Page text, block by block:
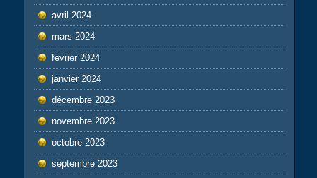
avril 2024
mars 2024
février 2024
janvier 2024
décembre 2023
novembre 2023
octobre 2023
septembre 2023